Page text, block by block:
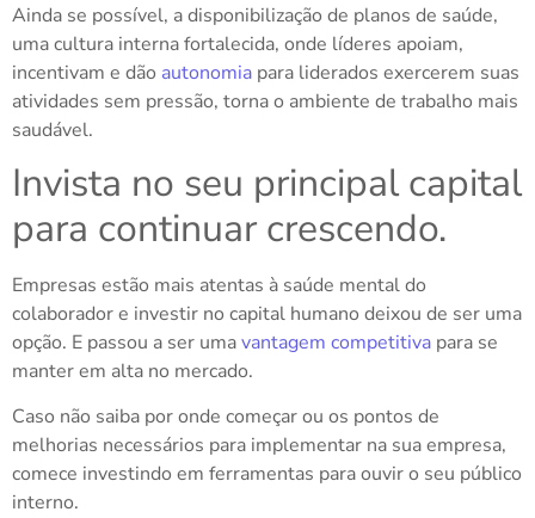
Ainda se possível, a disponibilização de planos de saúde,
uma cultura interna fortalecida, onde líderes apoiam,
incentivam e dão autonomia para liderados exercerem suas
atividades sem pressão, torna o ambiente de trabalho mais
saudável.
Invista no seu principal capital
para continuar crescendo.
Empresas estão mais atentas à saúde mental do
colaborador e investir no capital humano deixou de ser uma
opção. E passou a ser umavantagem competitiva para se
manter em alta no mercado.
Caso não saiba por onde começar ou os pontos de
melhorias necessários para implementar na sua empresa,
comece investindo em ferramentas para ouvir o seu público
interno.